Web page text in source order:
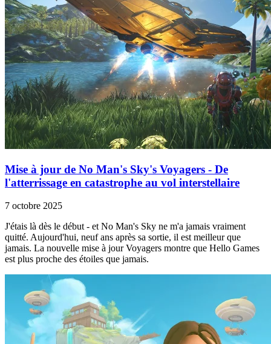
Mise à jour de No Man's Sky's Voyagers - De
l'atterrissage en catastrophe au vol interstellaire
7 octobre 2025
J'étais là dès le début - et No Man's Sky ne m'a jamais vraiment
quitté. Aujourd'hui, neuf ans après sa sortie, il est meilleur que
jamais. La nouvelle mise à jour Voyagers montre que Hello Games
est plus proche des étoiles que jamais.